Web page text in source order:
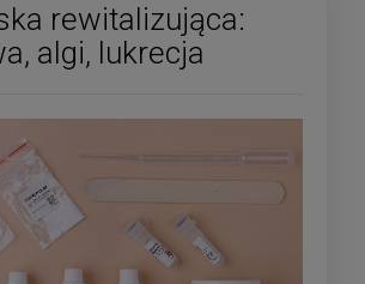
rewitalizująca:
algi, lukrecja